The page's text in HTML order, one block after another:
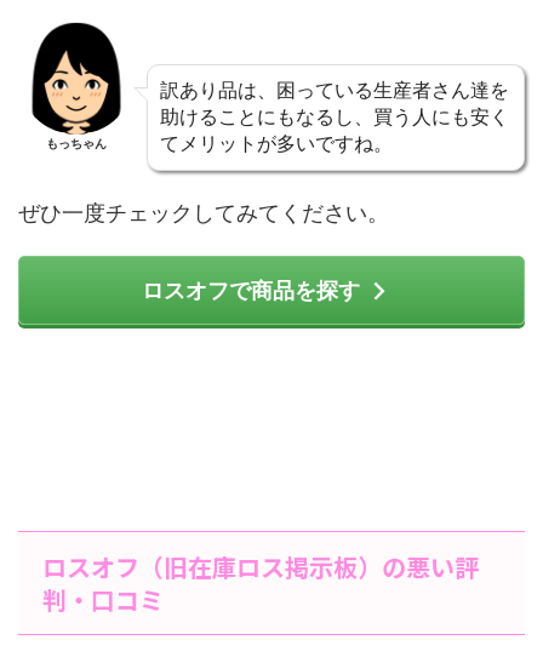
もっちゃん
訳あり品は、困っている生産者さん達を
助けることにもなるし、買う人にも安く
てメリットが多いですね。
ぜひ一度チェックしてみてください。
ロスオフで商品を探す
ロスオフ（旧在庫ロス掲示板）の悪い評
判・口コミ